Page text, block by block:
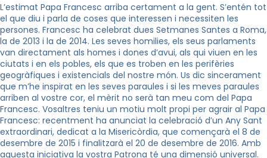
L’estimat Papa Francesc arriba certament a la gent. S’entén tot
el que diu i parla de coses que interessen i necessiten les
persones. Francesc ha celebrat dues Setmanes Santes a Roma,
la de 2013 i la de 2014. Les seves homilies, els seus parlaments
van directament als homes i dones d’avui, als qui viuen en les
ciutats i en els pobles, els que es troben en les perifèries
geogràfiques i existencials del nostre món. Us dic sincerament
que m’he inspirat en les seves paraules i si les meves paraules
arriben al vostre cor, el mèrit no serà tan meu com del Papa
Francesc. Vosaltres teniu un motiu molt propi per agrair al Papa
Francesc: recentment ha anunciat la celebració d’un Any Sant
extraordinari, dedicat a la Misericòrdia, que començarà el 8 de
desembre de 2015 i finalitzarà el 20 de desembre de 2016. Amb
aquesta iniciativa la vostra Patrona té una dimensió universal.